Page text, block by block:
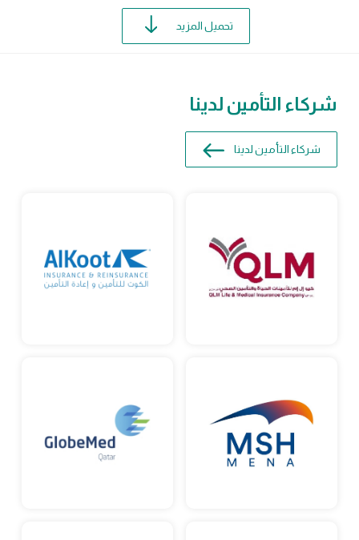
تحميل المزيد
شركاء التأمين لدينا
شركاء التأمين لدينا